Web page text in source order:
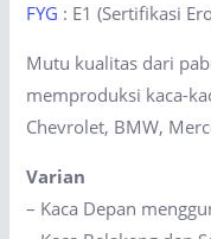
FYG : E1 (Sertifikasi
Mutu kualitas dari
memproduksi kaca-
Chevrolet, BMW,
Varian
– Kaca Depan